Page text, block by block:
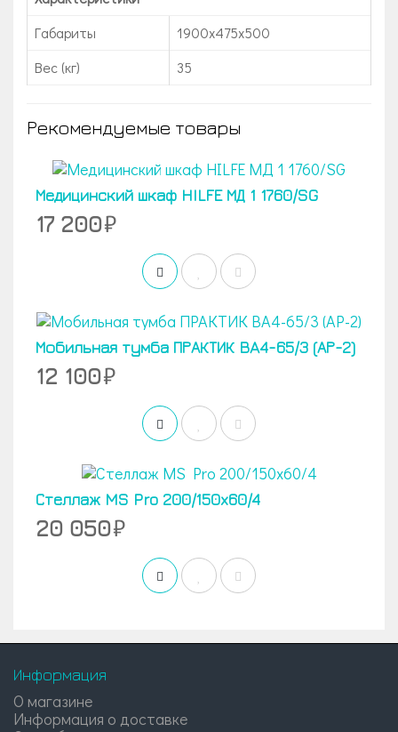
Габариты
1900x475x500
Вес (кг)
35
Рекомендуемые товары
Медицинский шкаф HILFE МД 1 1760/SG
17 200
Мобильная тумба ПРАКТИК BA4-65/3 (АР-2)
12 100
Стеллаж MS Pro 200/150x60/4
20 050
Информация
О магазине
Информация о доставке